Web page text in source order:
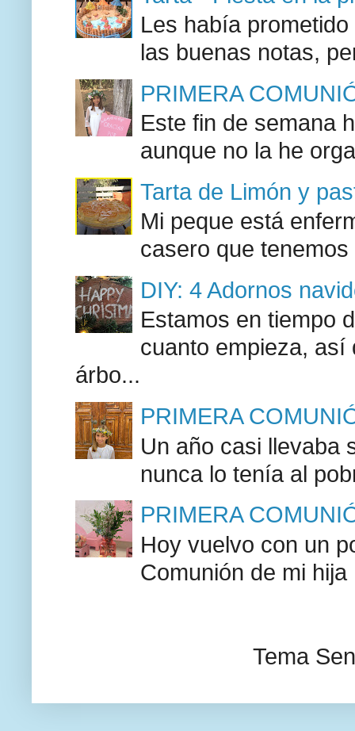
Les había
las buenas notas,
PRIMERA
Este fin de semana
aunque no la he
Tarta de Limón y
Mi peque está
casero que
DIY: 4 Adornos
Estamos en tiempo
cuanto empieza, así
árbo...
PRIMERA
Un año casi llevaba
nunca lo tenía al
PRIMERA
Hoy vuelvo con un
Comunión de mi
Tema